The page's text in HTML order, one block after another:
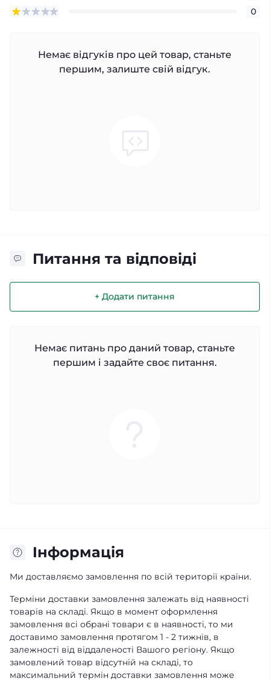
0
Немає відгуків про цей товар, станьте
першим, залиште свій відгук.
Питання та відповіді
+ Додати питання
Немає питань про даний товар, станьте
першим і задайте своє питання.
Iнформація
Ми доставляємо замовлення по всій території країни.
Терміни доставки замовлення залежать від наявності
товарів на складі. Якщо в момент оформлення
замовлення всі обрані товари є в наявності, то ми
доставимо замовлення протягом 1 - 2 тижнів, в
залежності від віддаленості Вашого регіону. Якщо
замовлений товар відсутній на складі, то
максимальний термін доставки замовлення може